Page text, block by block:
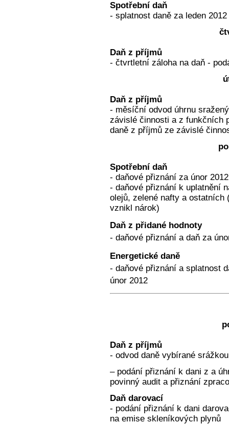
Spotřební daň
- splatnost daně za leden
Daň z příjmů
- čtvrtletní záloha na daň -
Daň z příjmů
- měsíční odvod úhrnu
závislé činnosti a z funkčních
daně z příjmů ze závislé
Spotřební daň
- daňové přiznání za únor 2012
- daňové přiznání k uplatnění
olejů, zelené nafty a ostatních
vznikl nárok)
Daň z přidané hodnoty
- daňové přiznání a daň za
Energetické daně
- daňové přiznání a splatnost
únor 2012
Daň z příjmů
- odvod daně vybírané
– podání přiznání k dani z a
povinný audit a přiznání
Daň darovací
- podání přiznání k dani
na emise skleníkových plynů